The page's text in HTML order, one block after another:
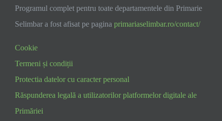
Programul complet pentru toate departamentele din Primarie
Selimbar a fost afisat pe pagina primariaselimbar.ro/contact/
Cookie
Termeni și condiții
Protectia datelor cu caracter personal
Răspunderea legală a utilizatorilor platformelor digitale ale
Primăriei